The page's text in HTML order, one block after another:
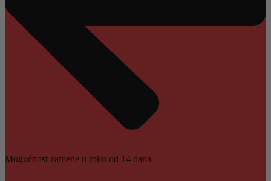
Mogućnost zamene u roku od 14 dana